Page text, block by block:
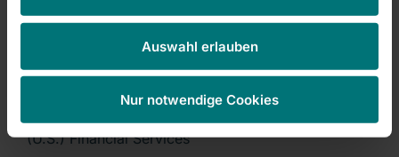
Auswahl erlauben
Nur notwendige Cookies
Deutschland, unterschritten. Der Stimmrechtsanteil
der Sun Life of Canada
(U.S.) Financial Services Holdings, Inc. an der
RHÖN-KLINIKUM AG betrug zu
diesem Zeitpunkt 1,32 % (1.819.760 Stimmrechte).
Diese Stimmrechte sind der Sun Life of Canada
(U.S.) Financial Services